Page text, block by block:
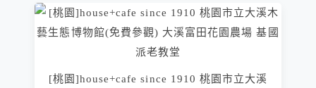
[桃園]house+cafe since 1910 桃園市立大溪